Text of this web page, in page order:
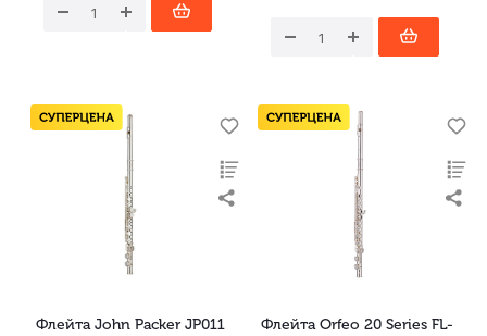
Флейта John Packer JP011
Флейта Orfeo 20 Series FL-